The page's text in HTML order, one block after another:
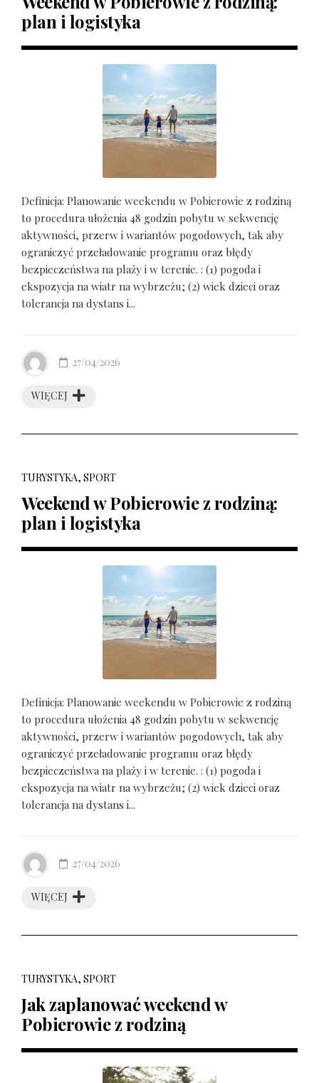
plan i logistyka
Definicja: Planowanie weekendu w Pobierowie z rodziną
to procedura ułożenia 48 godzin pobytu w sekwencję
aktywności, przerw i wariantów pogodowych, tak aby
ograniczyć przeładowanie programu oraz błędy
bezpieczeństwa na plaży i w terenie. : (1) pogoda i
ekspozycja na wiatr na wybrzeżu; (2) wiek dzieci oraz
tolerancja na dystans i...
WIĘCEJ
27/04/2026
TURYSTYKA, SPORT
Weekend w Pobierowie z rodziną:
plan i logistyka
Definicja: Planowanie weekendu w Pobierowie z rodziną
to procedura ułożenia 48 godzin pobytu w sekwencję
aktywności, przerw i wariantów pogodowych, tak aby
ograniczyć przeładowanie programu oraz błędy
bezpieczeństwa na plaży i w terenie. : (1) pogoda i
ekspozycja na wiatr na wybrzeżu; (2) wiek dzieci oraz
tolerancja na dystans i...
WIĘCEJ
27/04/2026
TURYSTYKA, SPORT
Jak zaplanować weekend w
Pobierowie z rodziną